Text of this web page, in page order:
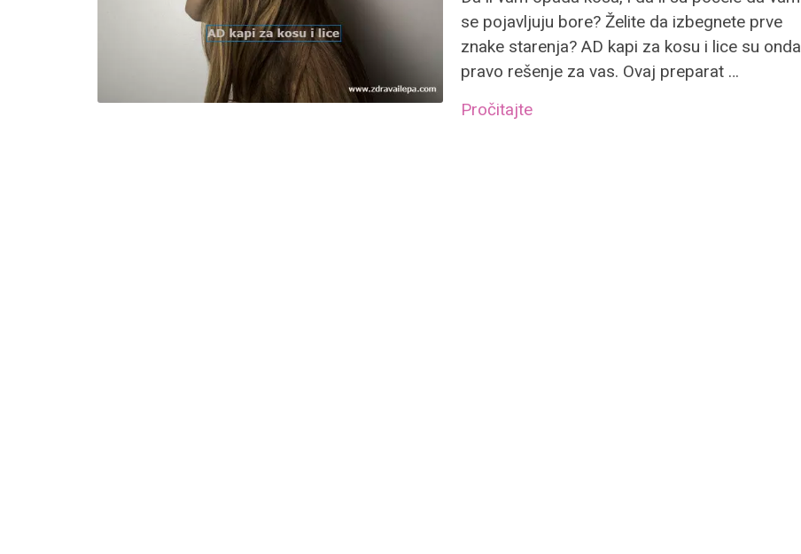
se pojavljuju bore? Želite da izbegnete prve
znake starenja? AD kapi za kosu i lice su onda
pravo rešenje za vas. Ovaj preparat …
Pročitajte